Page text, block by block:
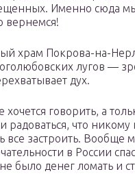
Именно сюда
вернемся!
храм Покрова-на-
лугов —
дух.
говорить, а
и радоваться, что
все застроить. Вообще
в России
не было денег ломать и